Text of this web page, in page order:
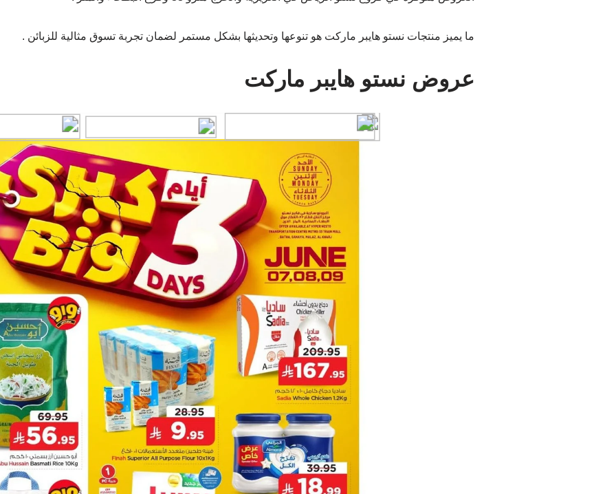
ما يميز منتجات نستو هايبر ماركت هو تنوعها وتحديثها بشكل مستمر لضمان تجربة تسوق مثالية للزبائن .
عروض نستو هايبر ماركت